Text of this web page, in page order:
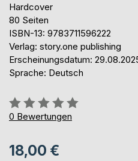
Hardcover
80 Seiten
ISBN-13: 9783711596222
Verlag: story.one publishing
Erscheinungsdatum:
Sprache: Deutsch
Bewertung::
0%
0 Bewertungen
18,00 €